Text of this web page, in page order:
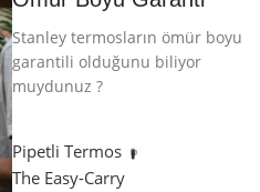
Stanley termosların ömür boyu
garantili olduğunu biliyor
muydunuz ?
Pipetli Termos
The Easy-Carry